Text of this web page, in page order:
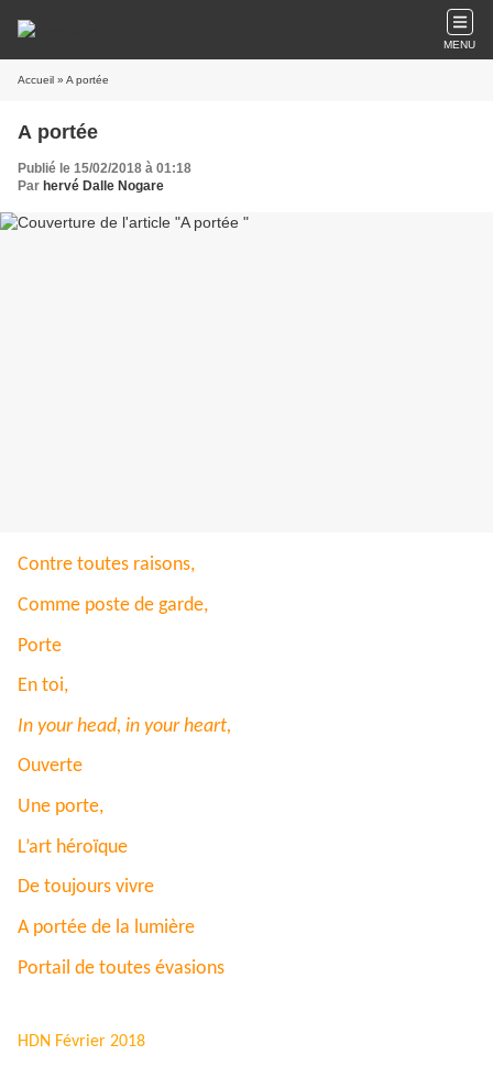
MENU
Accueil » A portée
A portée
Publié le 15/02/2018 à 01:18
Par hervé Dalle Nogare
Contre toutes raisons,
Comme poste de garde,
Porte
En toi,
In your head, in your heart,
Ouverte
Une porte,
L’art héroïque
De toujours vivre
A portée de la lumière
Portail de toutes évasions
HDN Février 2018